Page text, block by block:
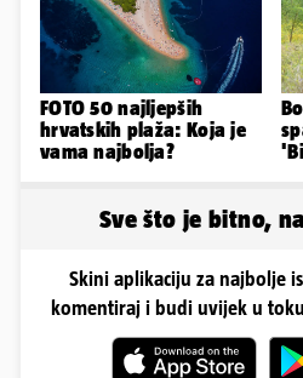
FOTO 50 najljepših
hrvatskih plaža: Koja je
vama najbolja?
Sve što je bitno,
Skini aplikaciju za najbolje
komentiraj i budi uvijek u